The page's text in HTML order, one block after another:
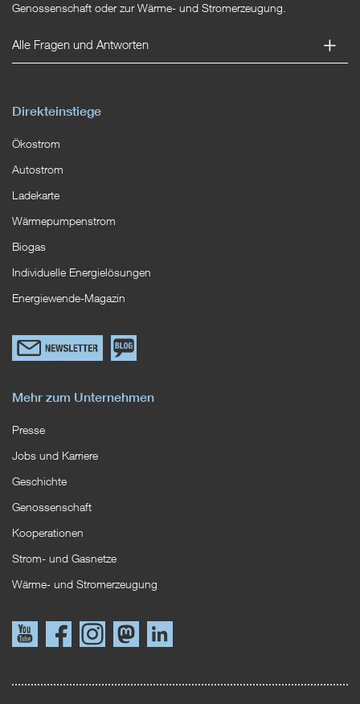
Genossenschaft oder zur Wärme- und Stromerzeugung.
Alle Fragen und Antworten
Direkteinstiege
Ökostrom
Autostrom
Ladekarte
Wärmepumpenstrom
Biogas
Individuelle Energielösungen
Energiewende-Magazin
Link
zum
Newsletterformular
Zum
Blog
Mehr zum Unternehmen
Presse
Jobs und Karriere
Geschichte
Genossenschaft
Kooperationen
Strom- und Gasnetze
Wärme- und Stromerzeugung
Link
YouTube
Link
Facebook
InstagramMastodonLinkedIn